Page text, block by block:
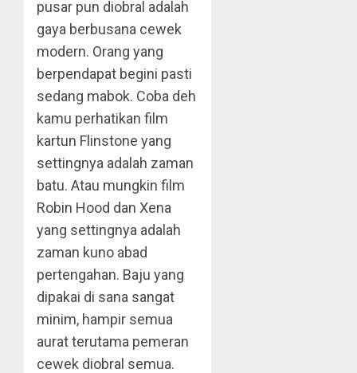
pusar pun diobral adalah
gaya berbusana cewek
modern. Orang yang
berpendapat begini pasti
sedang mabok. Coba deh
kamu perhatikan film
kartun Flinstone yang
settingnya adalah zaman
batu. Atau mungkin film
Robin Hood dan Xena
yang settingnya adalah
zaman kuno abad
pertengahan. Baju yang
dipakai di sana sangat
minim, hampir semua
aurat terutama pemeran
cewek diobral semua.